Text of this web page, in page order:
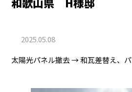
2025.05.08
太陽光パネル撤去 → 和瓦差替え、